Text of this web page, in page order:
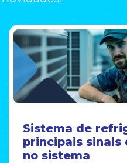
Sistema de
principais sinais
no sistema